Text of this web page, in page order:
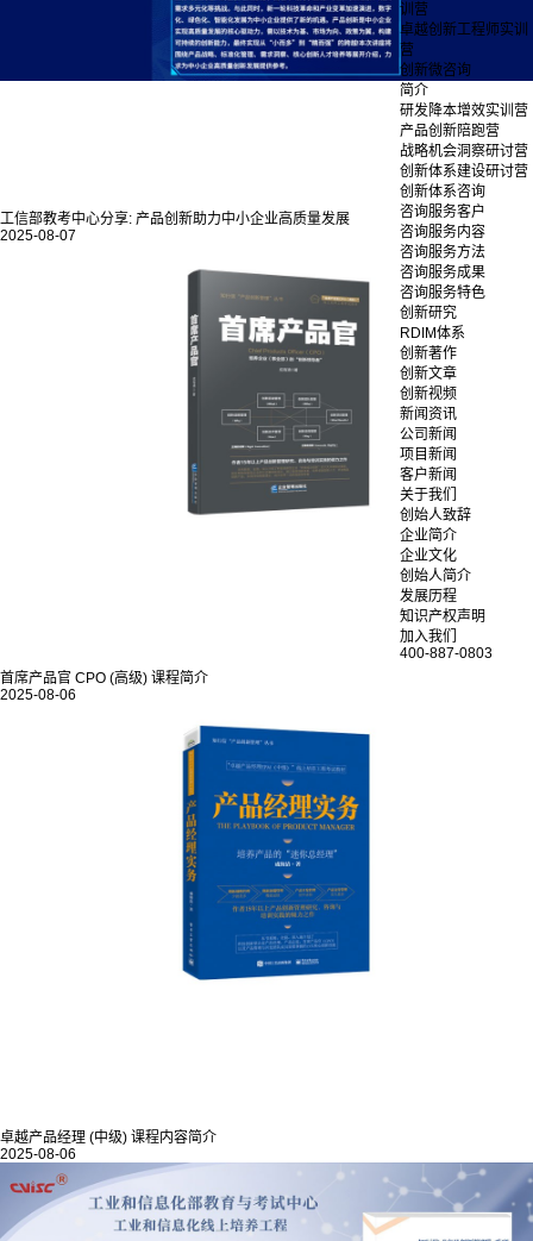
训营
卓越创新工程师实训
营
创新微咨询
简介
研发降本增效实训营
产品创新陪跑营
战略机会洞察研讨营
创新体系建设研讨营
创新体系咨询
咨询服务客户
咨询服务内容
咨询服务方法
咨询服务成果
咨询服务特色
创新研究
RDIM体系
创新著作
创新文章
创新视频
新闻资讯
公司新闻
项目新闻
客户新闻
关于我们
创始人致辞
企业简介
企业文化
创始人简介
发展历程
知识产权声明
加入我们
400-887-0803
工信部教考中心分享: 产品创新助力中小企业高质量发展
2025-08-07
首席产品官 CPO (高级) 课程简介
2025-08-06
卓越产品经理 (中级) 课程内容简介
2025-08-06